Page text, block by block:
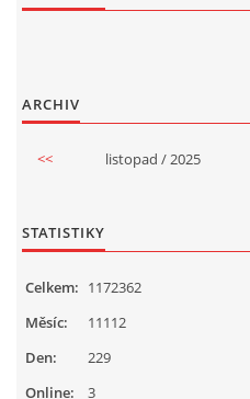
ARCHIV
<< listopad / 2025
STATISTIKY
Online: 3
Celkem: 1172362
Měsíc:
11112
Den:
229